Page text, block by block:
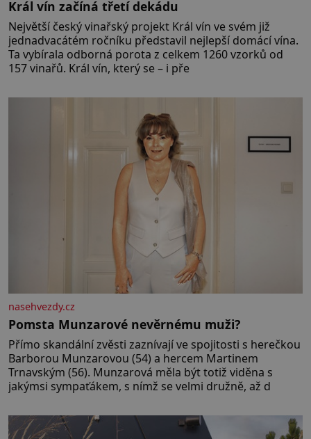
Král vín začíná třetí dekádu
Největší český vinařský projekt Král vín ve svém již
jednadvacátém ročníku představil nejlepší domácí vína.
Ta vybírala odborná porota z celkem 1260 vzorků od
157 vinařů. Král vín, který se – i pře
nasehvezdy.cz
Pomsta Munzarové nevěrnému muži?
Přímo skandální zvěsti zaznívají ve spojitosti s herečkou
Barborou Munzarovou (54) a hercem Martinem
Trnavským (56). Munzarová měla být totiž viděna s
jakýmsi sympaťákem, s nímž se velmi družně, až d